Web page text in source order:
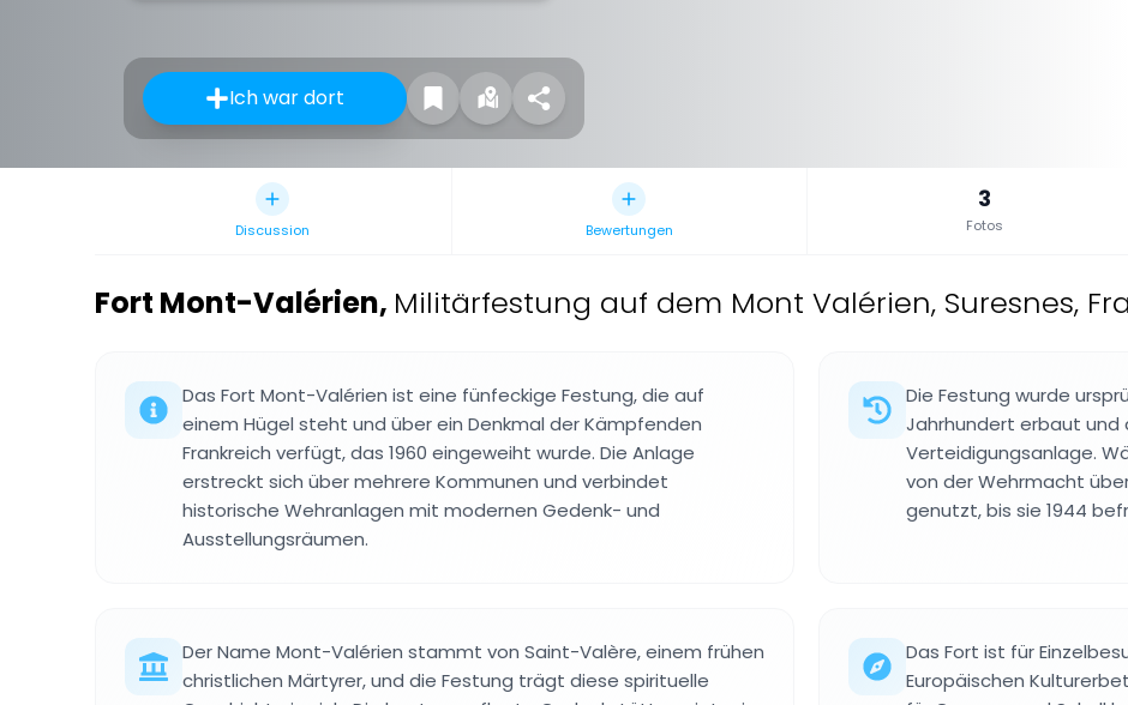
Ich war dort
Discussion Bewertungen
3
Fotos
Fort Mont-Valérien, Militärfestung auf dem Mont Valérien, Suresnes,
Das Fort Mont-Valérien ist eine fünfeckige Festung, die auf
einem Hügel steht und über ein Denkmal der Kämpfenden
Frankreich verfügt, das 1960 eingeweiht wurde. Die Anlage
erstreckt sich über mehrere Kommunen und verbindet
historische Wehranlagen mit modernen Gedenk- und
Ausstellungsräumen.
Die Festung wurde
Jahrhundert erbaut und
Verteidigungsanlage.
von der Wehrmacht
genutzt, bis sie 1944
Der Name Mont-Valérien stammt von Saint-Valère, einem frühen
christlichen Märtyrer, und die Festung trägt diese spirituelle
Das Fort ist für
Europäischen